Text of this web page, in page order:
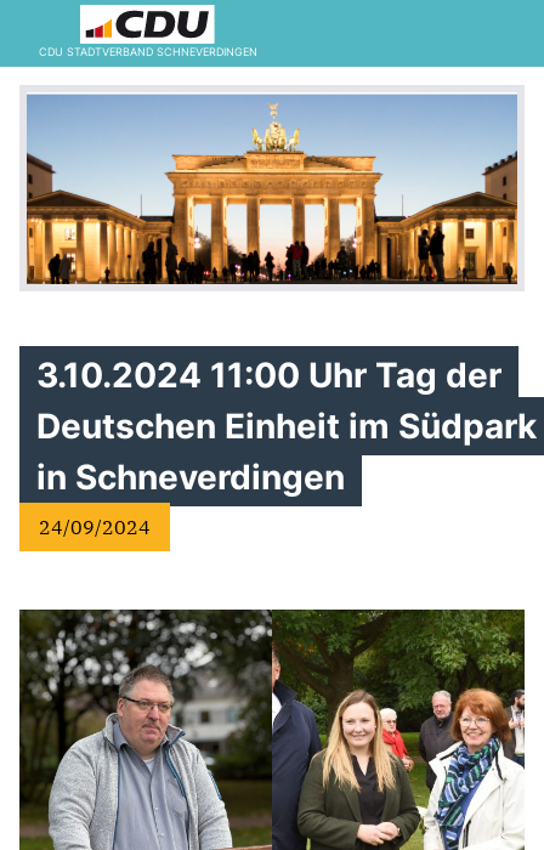
CDU STADTVERBAND SCHNEVERDINGEN
3.10.2024 11:00 Uhr Tag der
Deutschen Einheit im Südpark
in Schneverdingen
24/09/2024